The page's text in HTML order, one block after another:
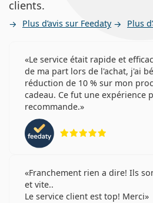
clients.
Plus d’avis sur Feedaty Plus
Le service était rapide et
de ma part lors de l'achat, j'ai
réduction de 10 % sur mon
cadeau. Ce fut une expérience
recommande.
Franchement rien a dire! Ils
et vite..
Le service client est top! Merci